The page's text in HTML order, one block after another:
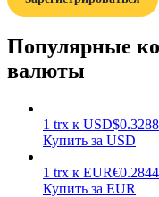
Заработок
Популярные
валюты
1 trx к USD$0.3288
Купить за USD
1 trx к EUR€
Купить за EUR